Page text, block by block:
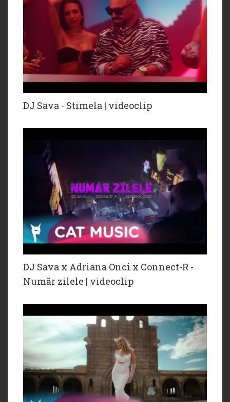
DJ Sava - Stimela | videoclip
DJ Sava x Adriana Onci x Connect-R -
Număr zilele | videoclip